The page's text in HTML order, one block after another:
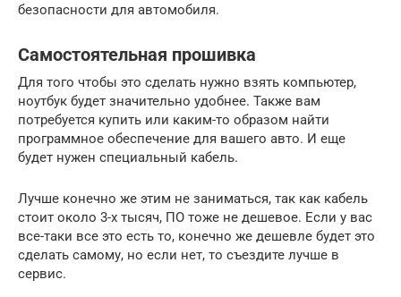
безопасности для автомобиля.
Самостоятельная прошивка
Для того чтобы это сделать нужно взять компьютер,
ноутбук будет значительно удобнее. Также вам
потребуется купить или каким-то образом найти
программное обеспечение для вашего авто. И еще
будет нужен специальный кабель.
Лучше конечно же этим не заниматься, так как кабель
стоит около 3-х тысяч, ПО тоже не дешевое. Если у вас
все-таки все это есть то, конечно же дешевле будет это
сделать самому, но если нет, то съездите лучше в
сервис.